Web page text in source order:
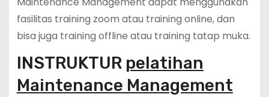
fasilitas training zoom atau training online, dan
bisa juga training offline atau training tatap muka.
INSTRUKTUR pelatihan
Maintenance Management